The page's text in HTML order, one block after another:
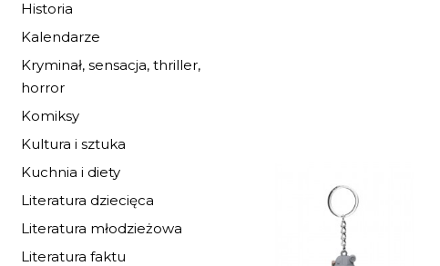
Historia
Kalendarze
Kryminał, sensacja, thriller,
horror
Komiksy
Kultura i sztuka
Kuchnia i diety
Literatura dziecięca
Literatura młodzieżowa
Literatura faktu